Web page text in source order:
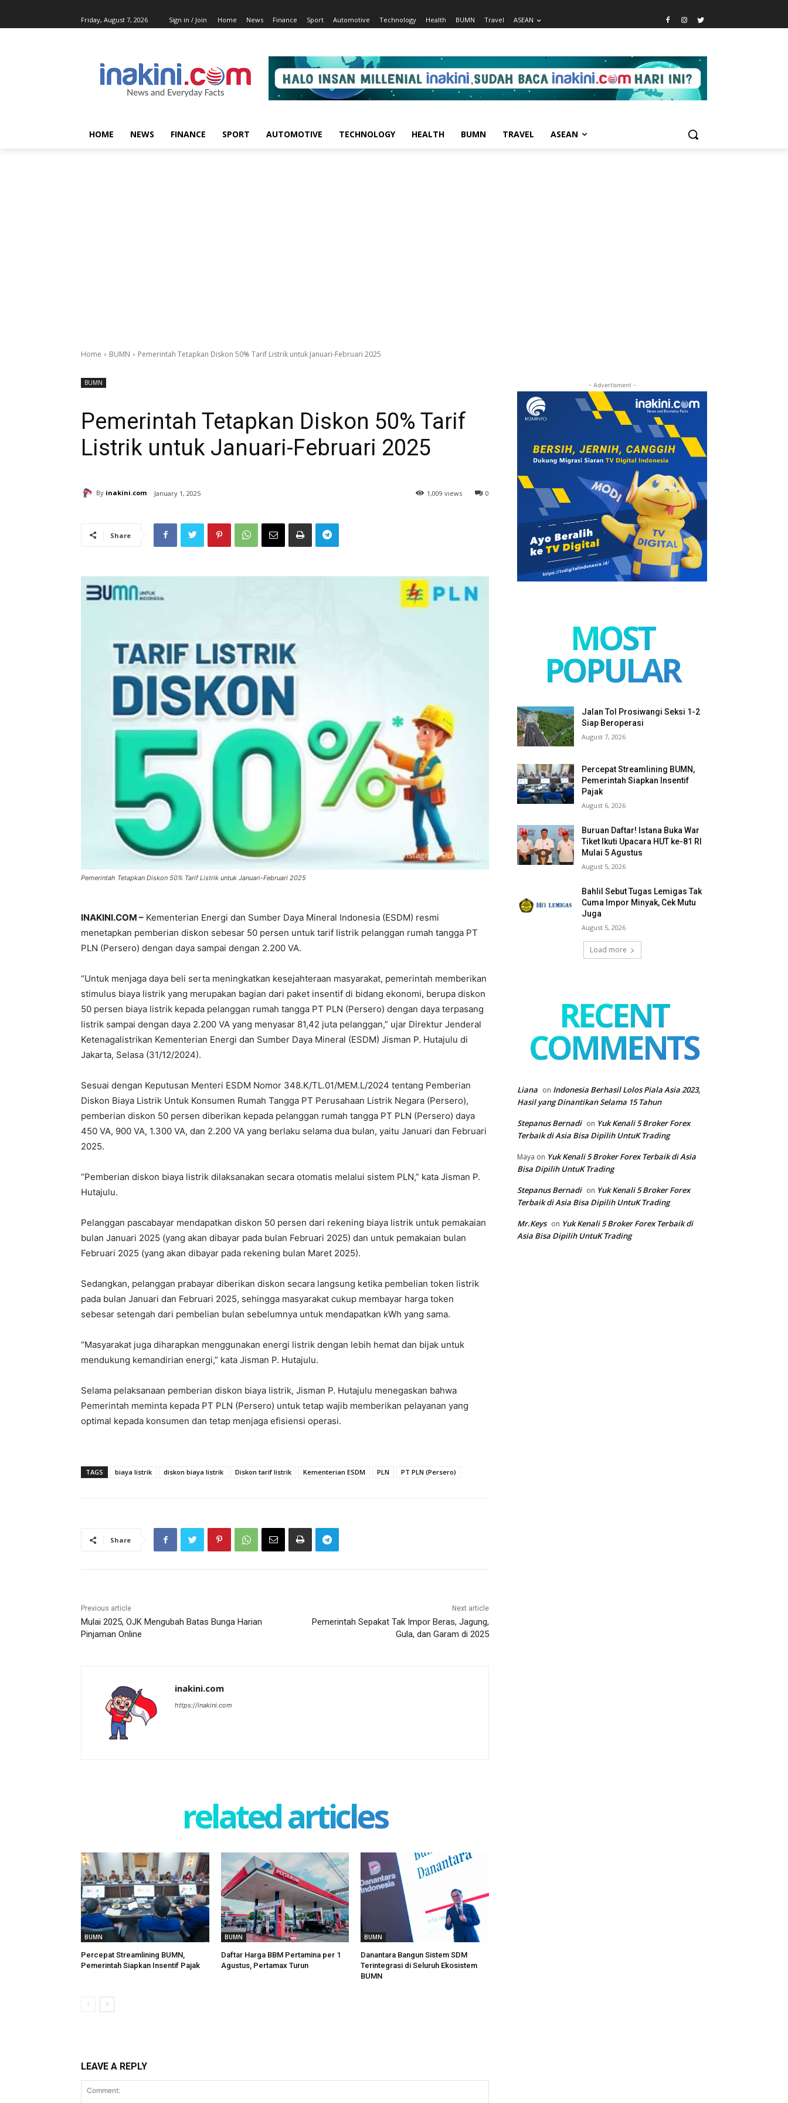
Friday, August 7, 2026 Sign in / Join Home News Finance Sport Automotive Technology Health BUMN Travel ASEAN
HOME NEWS FINANCE SPORT AUTOMOTIVE TECHNOLOGY HEALTH BUMN TRAVEL ASEAN
Home BUMN Pemerintah Tetapkan Diskon 50% Tarif Listrik untuk Januari-Februari 2025
BUMN
Pemerintah Tetapkan Diskon 50% Tarif
Listrik untuk Januari-Februari 2025
By inakini.com January 1, 2025 0
1,009 views
Share
Pemerintah Tetapkan Diskon 50% Tarif Listrik untuk Januari-Februari 2025
INAKINI.COM – Kementerian Energi dan Sumber Daya Mineral Indonesia (ESDM) resmi
menetapkan pemberian diskon sebesar 50 persen untuk tarif listrik pelanggan rumah tangga PT
PLN (Persero) dengan daya sampai dengan 2.200 VA.
“Untuk menjaga daya beli serta meningkatkan kesejahteraan masyarakat, pemerintah memberikan
stimulus biaya listrik yang merupakan bagian dari paket insentif di bidang ekonomi, berupa diskon
50 persen biaya listrik kepada pelanggan rumah tangga PT PLN (Persero) dengan daya terpasang
listrik sampai dengan daya 2.200 VA yang menyasar 81,42 juta pelanggan,” ujar Direktur Jenderal
Ketenagalistrikan Kementerian Energi dan Sumber Daya Mineral (ESDM) Jisman P. Hutajulu di
Jakarta, Selasa (31/12/2024).
Sesuai dengan Keputusan Menteri ESDM Nomor 348.K/TL.01/MEM.L/2024 tentang Pemberian
Diskon Biaya Listrik Untuk Konsumen Rumah Tangga PT Perusahaan Listrik Negara (Persero),
pemberian diskon 50 persen diberikan kepada pelanggan rumah tangga PT PLN (Persero) daya
450 VA, 900 VA, 1.300 VA, dan 2.200 VA yang berlaku selama dua bulan, yaitu Januari dan Februari
2025.
“Pemberian diskon biaya listrik dilaksanakan secara otomatis melalui sistem PLN,” kata Jisman P.
Hutajulu.
Pelanggan pascabayar mendapatkan diskon 50 persen dari rekening biaya listrik untuk pemakaian
bulan Januari 2025 (yang akan dibayar pada bulan Februari 2025) dan untuk pemakaian bulan
Februari 2025 (yang akan dibayar pada rekening bulan Maret 2025).
Sedangkan, pelanggan prabayar diberikan diskon secara langsung ketika pembelian token listrik
pada bulan Januari dan Februari 2025, sehingga masyarakat cukup membayar harga token
sebesar setengah dari pembelian bulan sebelumnya untuk mendapatkan kWh yang sama.
“Masyarakat juga diharapkan menggunakan energi listrik dengan lebih hemat dan bijak untuk
mendukung kemandirian energi,” kata Jisman P. Hutajulu.
Selama pelaksanaan pemberian diskon biaya listrik, Jisman P. Hutajulu menegaskan bahwa
Pemerintah meminta kepada PT PLN (Persero) untuk tetap wajib memberikan pelayanan yang
optimal kepada konsumen dan tetap menjaga efisiensi operasi.
TAGS biaya listrik diskon biaya listrik Diskon tarif listrik Kementerian ESDM PLN PT PLN (Persero)
Share
Previous article
Mulai 2025, OJK Mengubah Batas Bunga Harian
Pinjaman Online
Next article
Pemerintah Sepakat Tak Impor Beras, Jagung,
Gula, dan Garam di 2025
inakini.com
https://inakini.com
related articles
BUMN
Percepat Streamlining BUMN,
Pemerintah Siapkan Insentif Pajak
BUMN
Daftar Harga BBM Pertamina per 1
Agustus, Pertamax Turun
BUMN
Danantara Bangun Sistem SDM
Terintegrasi di Seluruh Ekosistem
BUMN
LEAVE A REPLY
- Advertisment -
MOST
POPULAR
Jalan Tol Prosiwangi Seksi 1-2
Siap Beroperasi
August 7, 2026
Percepat Streamlining BUMN,
Pemerintah Siapkan Insentif
Pajak
August 6, 2026
Buruan Daftar! Istana Buka War
Tiket Ikuti Upacara HUT ke-81 RI
Mulai 5 Agustus
August 5, 2026
Bahlil Sebut Tugas Lemigas Tak
Cuma Impor Minyak, Cek Mutu
Juga
August 5, 2026
Load more
RECENT
COMMENTS
Liana on Indonesia Berhasil Lolos Piala Asia 2023,
Hasil yang Dinantikan Selama 15 Tahun
Stepanus Bernadi on Yuk Kenali 5 Broker Forex
Terbaik di Asia Bisa Dipilih UntuK Trading
Maya on Yuk Kenali 5 Broker Forex Terbaik di Asia
Bisa Dipilih UntuK Trading
Stepanus Bernadi on Yuk Kenali 5 Broker Forex
Terbaik di Asia Bisa Dipilih UntuK Trading
Mr.Keys on Yuk Kenali 5 Broker Forex Terbaik di
Asia Bisa Dipilih UntuK Trading